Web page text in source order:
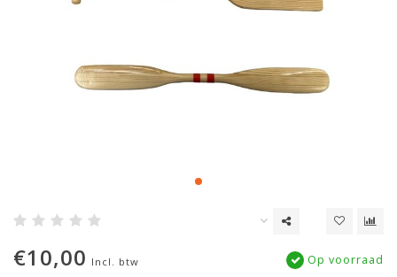
€10,00 Incl. btw Op voorraad